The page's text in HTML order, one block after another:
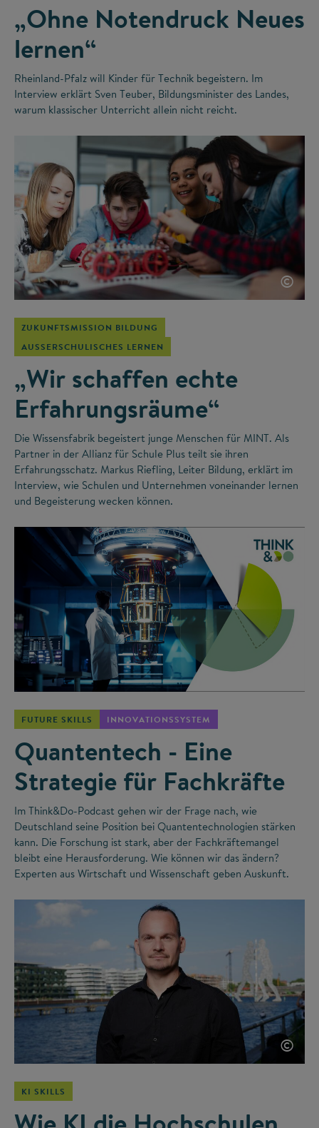
„Ohne Notendruck Neues
lernen“
Rheinland-Pfalz will Kinder für Technik begeistern. Im
Interview erklärt Sven Teuber, Bildungsminister des Landes,
warum klassischer Unterricht allein nicht reicht.
©
ZUKUNFTSMISSION BILDUNG
AUSSERSCHULISCHES LERNEN
„Wir schaffen echte
Erfahrungsräume“
Die Wissensfabrik begeistert junge Menschen für MINT. Als
Partner in der Allianz für Schule Plus teilt sie ihren
Erfahrungsschatz. Markus Riefling, Leiter Bildung, erklärt im
Interview, wie Schulen und Unternehmen voneinander lernen
und Begeisterung wecken können.
FUTURE SKILLS INNOVATIONSSYSTEM
Quantentech - Eine
Strategie für Fachkräfte
Im Think&Do-Podcast gehen wir der Frage nach, wie
Deutschland seine Position bei Quantentechnologien stärken
kann. Die Forschung ist stark, aber der Fachkräftemangel
bleibt eine Herausforderung. Wie können wir das ändern?
Experten aus Wirtschaft und Wissenschaft geben Auskunft.
©
KI SKILLS